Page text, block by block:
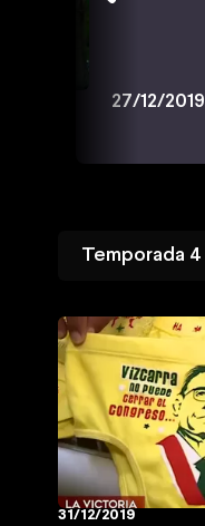
27/12/2019
31/12/2019